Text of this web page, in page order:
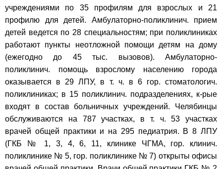
учреждениями по 35 профилям для взрослых и 21
профилю для детей. Амбулаторно-поликлинич. прием
детей ведется по 28 специальностям; при поликлиниках
работают пункты неотложной помощи детям на дому
(ежегодно до 45 тыс. вызовов). Амбулаторно-
поликлинич. помощь взрослому населению города
оказывается в 29 ЛПУ, в т. ч. в 6 гор. стоматологич.
поликлиниках; в 15 поликлинич. подразделениях, к-рые
входят в состав больничных учреждений. Челябинцы
обслуживаются на 787 участках, в т. ч. 53 участках
врачей общей практики и на 295 педиатрия. В 8 ЛПУ
(ГКБ № 1, 3, 4, 6, 11, клинике ЧГМА, гор. клинич.
поликлинике № 5, гор. поликлинике № 7) открыты офисы